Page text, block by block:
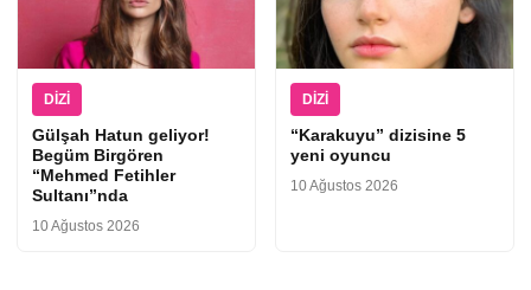
DIZI
Gülşah Hatun geliyor!
Begüm Birgören
“Mehmed Fetihler
Sultanı”nda
10 Ağustos 2026
DIZI
“Karakuyu” dizisine 5
yeni oyuncu
10 Ağustos 2026